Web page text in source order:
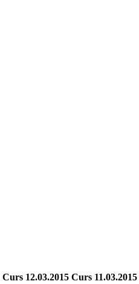
Curs 12.03.2015 Curs 11.03.2015